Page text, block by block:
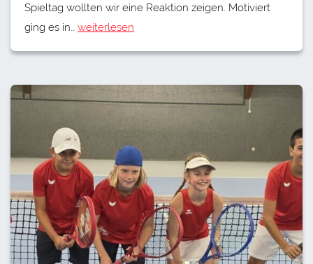
Spieltag wollten wir eine Reaktion zeigen. Motiviert
ging es in… weiterlesen